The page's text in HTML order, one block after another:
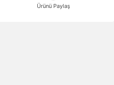
Ürünü Paylaş